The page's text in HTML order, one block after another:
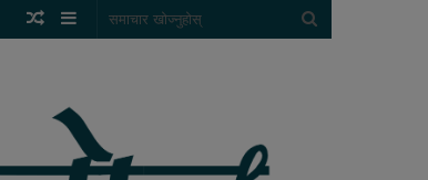
Sidebar
Random